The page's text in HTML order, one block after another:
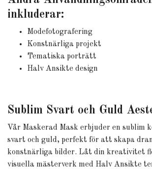
inkluderar:
Modefotografering
Konstnärliga projekt
Tematiska porträtt
Halv Ansikte design
Sublim Svart och Guld
Vår Maskerad Mask erbjuder en sublim
svart och guld, perfekt för att skapa
konstnärliga bilder. Låt din kreativitet
visuella mästerverk med Halv Ansikte